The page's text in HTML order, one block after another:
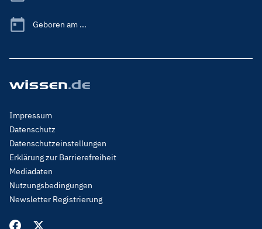
Geboren am ...
Footer
Menu
Legal
Impressum
Datenschutz
Datenschutzeinstellungen
Erklärung zur Barrierefreiheit
Mediadaten
Nutzungsbedingungen
Newsletter Registrierung